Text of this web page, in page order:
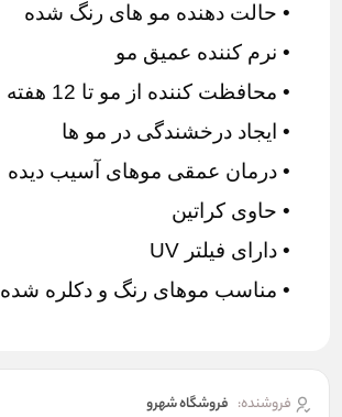
• حالت دهنده مو های رنگ شده
• نرم کننده عمیق مو
• محافظت کننده از مو تا 12 هفته
• ایجاد درخشندگی در مو ها
• درمان عمقی موهای آسیب دیده‌‌
• حاوی کراتین
• دارای فیلتر UV
• مناسب موهای رنگ و دکلره شده
فروشنده: فروشگاه شهرو